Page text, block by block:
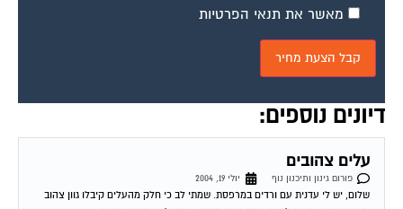
דיונים נוספים:
עלים צהובים
פורום גינון ותיכנון נוף
שלום, יש לי עדנית עם ורדים במרפסת. שמתי לב כי חלק מהעלים קיבלו גוון צהוב
והייתי מעוניין מאוד לדעת ממה נגרם הדבר. אודה לתשובתכם. דרור...